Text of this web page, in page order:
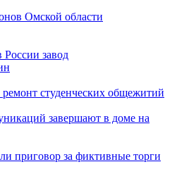
Омской области
завод
студенческих общежитий
завершают в доме на
приговор за фиктивные торги